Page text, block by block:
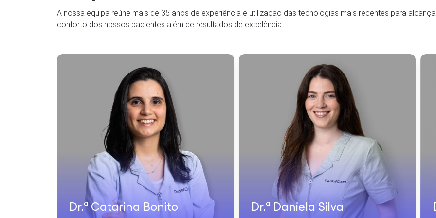
A nossa equipa reúne mais de 35 anos de experiência e utilização das tecnologias mais recentes para
conforto dos nossos pacientes além de resultados de excelência.
Dr.ª Catarina Bonito Dr.ª Daniela Silva